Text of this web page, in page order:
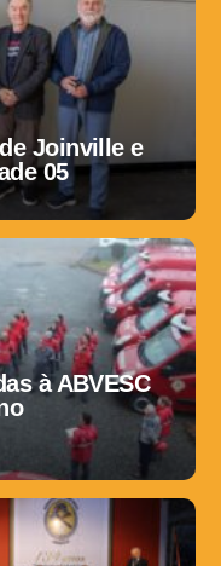
Joinville e
05
à ABVESC